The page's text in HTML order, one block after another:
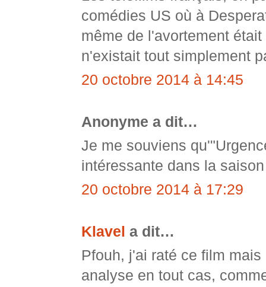
comédies US où à
même de l'avortement
n'existait tout simplement
20 octobre 2014 à 14:45
Anonyme a dit…
Je me souviens
intéressante dans la
20 octobre 2014 à 17:29
Klavel a dit…
Pfouh, j'ai raté ce film
analyse en tout cas,